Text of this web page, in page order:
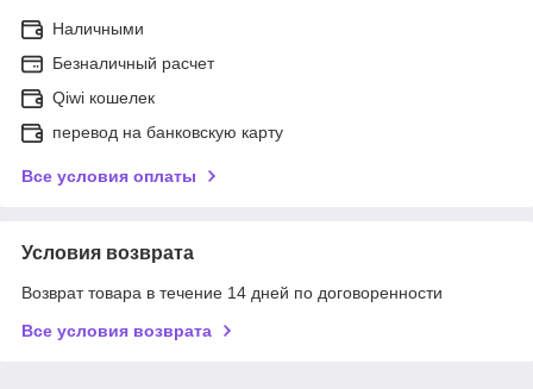
Наличными
Безналичный расчет
Qiwi кошелек
перевод на банковскую карту
Все условия оплаты
Условия возврата
Возврат товара в течение 14 дней по договоренности
Все условия возврата